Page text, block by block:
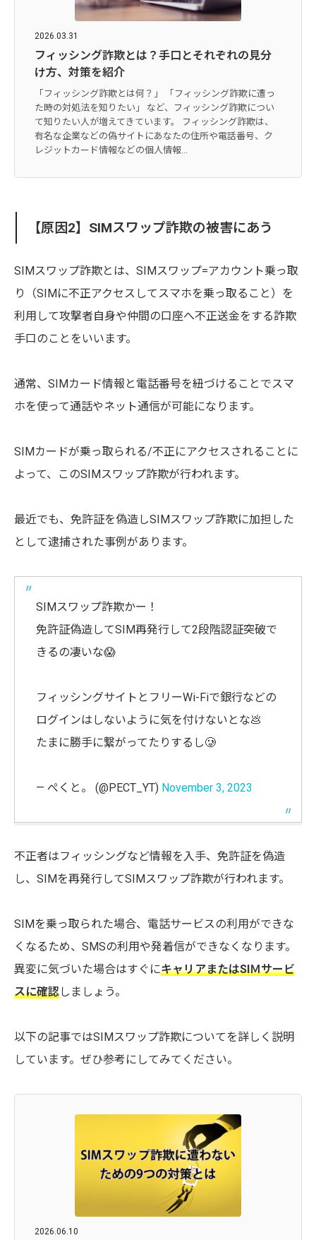
2026.03.31
フィッシング詐欺とは？手口とそれぞれの見分
け方、対策を紹介
「フィッシング詐欺とは何？」 「フィッシング詐欺に遭っ
た時の対処法を知りたい」 など、フィッシング詐欺につい
て知りたい人が増えてきています。 フィッシング詐欺は、
有名な企業などの偽サイトにあなたの住所や電話番号、ク
レジットカード情報などの個人情報...
【原因2】SIMスワップ詐欺の被害にあう
SIMスワップ詐欺とは、SIMスワップ=アカウント乗っ取
り（SIMに不正アクセスしてスマホを乗っ取ること）を
利用して攻撃者自身や仲間の口座へ不正送金をする詐欺
手口のことをいいます。
通常、SIMカード情報と電話番号を紐づけることでスマ
ホを使って通話やネット通信が可能になります。
SIMカードが乗っ取られる/不正にアクセスされることに
よって、このSIMスワップ詐欺が行われます。
最近でも、免許証を偽造しSIMスワップ詐欺に加担した
として逮捕された事例があります。
SIMスワップ詐欺かー！
免許証偽造してSIM再発行して2段階認証突破で
きるの凄いな😱
フィッシングサイトとフリーWi-Fiで銀行などの
ログインはしないように気を付けないとな💩
たまに勝手に繋がってたりするし🥲
— ぺくと。 (@PECT_YT) November 3, 2023
不正者はフィッシングなど情報を入手、免許証を偽造
し、SIMを再発行してSIMスワップ詐欺が行われます。
SIMを乗っ取られた場合、電話サービスの利用ができな
くなるため、SMSの利用や発着信ができなくなります。
異変に気づいた場合はすぐにキャリアまたはSIＭサービ
スに確認しましょう。
以下の記事ではSIMスワップ詐欺についてを詳しく説明
しています。ぜひ参考にしてみてください。
2026.06.10